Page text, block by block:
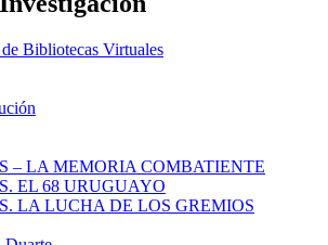
Bibliotecas Virtuales
– LA MEMORIA COMBATIENTE
EL 68 URUGUAYO
LA LUCHA DE LOS GREMIOS